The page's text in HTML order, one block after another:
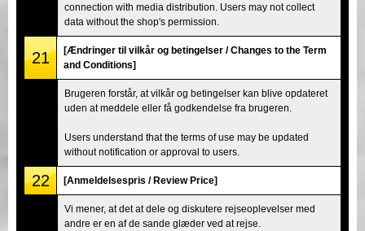
connection with media distribution. Users may not collect
data without the shop's permission.
21
[Ændringer til vilkår og betingelser / Changes to the Term
and Conditions]
Brugeren forstår, at vilkår og betingelser kan blive opdateret
uden at meddele eller få godkendelse fra brugeren.
Users understand that the terms of use may be updated
without notification or approval to users.
22 [Anmeldelsespris / Review Price]
Vi mener, at det at dele og diskutere rejseoplevelser med
andre er en af de sande glæder ved at rejse.